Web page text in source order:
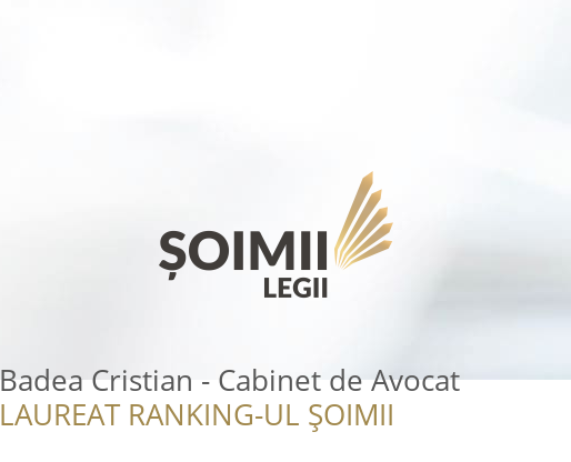
Badea Cristian - Cabinet de Avocat
LAUREAT RANKING-UL ȘOIMII